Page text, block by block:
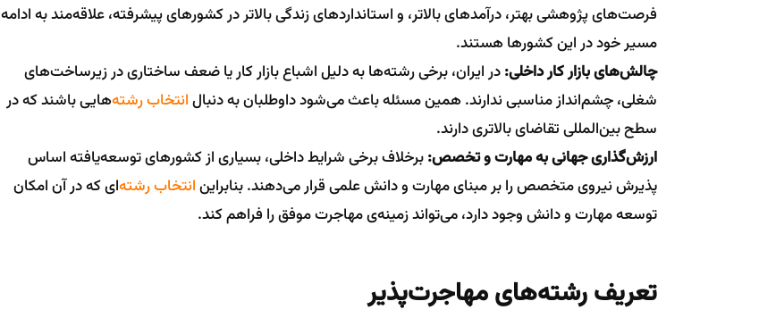
فرصت‌های پژوهشی بهتر، درآمدهای بالاتر، و استانداردهای زندگی بالاتر در کشورهای پیشرفته، علاقه‌مند به ادامه
مسیر خود در این کشورها هستند.
چالش‌های بازار کار داخلی:در ایران، برخی رشته‌ها به دلیل اشباع بازار کار یا ضعف ساختاری در زیرساخت‌های
شغلی، چشم‌انداز مناسبی ندارند. همین مسئله باعث می‌شود داوطلبان به دنبالانتخاب رشته‌هایی باشند که در
سطح بین‌المللی تقاضای بالاتری دارند.
ارزش‌گذاری جهانی به مهارت و تخصص:برخلاف برخی شرایط داخلی، بسیاری از کشورهای توسعه‌یافته اساس
پذیرش نیروی متخصص را بر مبنای مهارت و دانش علمی قرار می‌دهند. بنابراینانتخاب رشته‌ای که در آن امکان
توسعه مهارت و دانش وجود دارد، می‌تواند زمینه‌ی مهاجرت موفق را فراهم کند.
تعریف رشته‌های مهاجرت‌پذیر